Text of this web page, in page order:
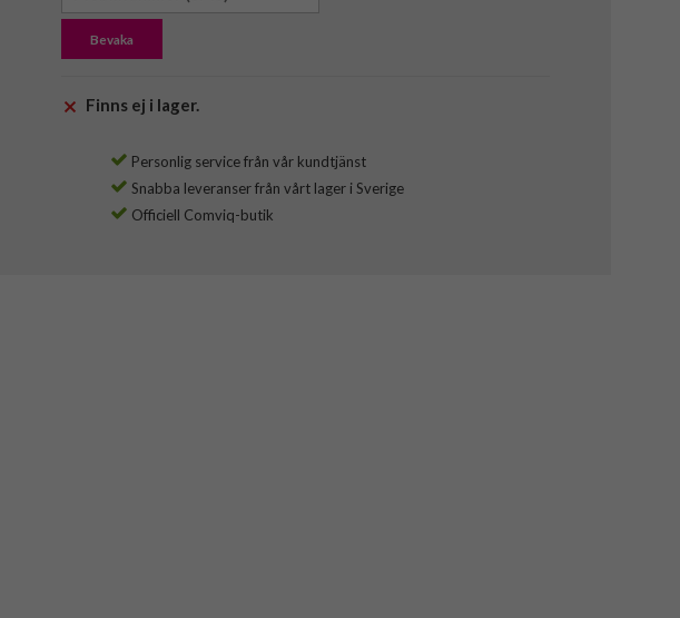
Bevaka
Finns ej i lager.
Personlig service från vår kundtjänst
Snabba leveranser från vårt lager i Sverige
Officiell Comviq-butik